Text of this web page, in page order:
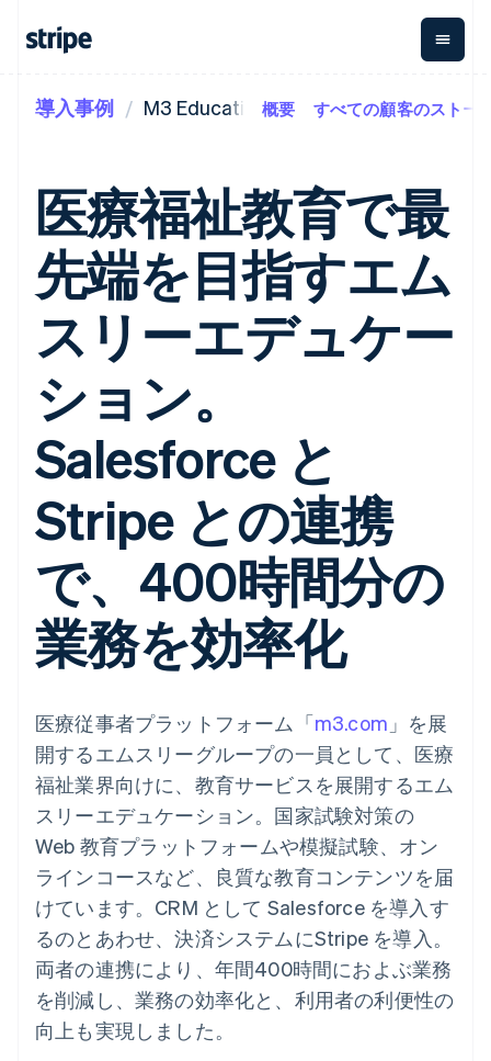
支払い
オンライン決
済
Managed
Payments
マーチャント
オブレコード
ソリューショ
ン
Payment links
コーディング
ージ
Checkout
構築済み決済
Elements
柔軟な UI コン
決済手段
125 以上の決
可能
Terminal
対面支払い
Authorization
Boost
決済成功率の
スピーディー
な決済
収益
経常収益
Metronome
従量課金
サブスクリ
プション
プションの
管理
Invoicing
Tax
VAT の自動
計算
Revenue
会計管理の
自動化
Stripe
Sigma
カスタムレ
ポート
Data
Pipeline
期
資金管
Global
Payouts
への入
プラッ
ットプ
イス
プラッ
決済の
その他
Product roadmap
今後の予定を確認
Radar
不正防止
Atlas
スタートアップの企業設立
Climate
カーボンリムーバル
企業規模別
ユースケース別
エージェンティックコマ
ース
E コマース / ECサイト
請求・財務関連
グローバルビジネス
アプリ内決済
マーケットプレイス
資金管理
SaaS
業種別
AI 企業
クリエイターエコノミ―
レジャー
メディアおよびエンター
テインメント
非営利団体
プロフェッショナルサー
ビス
パブリックセクター
小売業
エコシステム
パートナー
Stripe App Marketplace
ドキュメント
ライブラリと SDK
Stripe Apps
ガイド
オンライン決済を受け付
構築済みの決済を実装
プラットフォームまたは
マーケットプレイスを構
築する
サブスクリプションを管
従量課金請求を提供
ステーブルコイン担保型
のカードを発行
エージェントによるサー
ビスのプロビジョニング
と管理
アプリへの導入
コードサンプル
開発者のブログ
API ステータス
学ぶ
ガイド
サポート
サポートに問い合わせる
管理サポートプラン
プロフェッショナルサー
ビス
会社
製品ロードマップ
Sessions 年次カンファ
レンス
採用情報
ニュースルーム
Stripe Press
営業にお問い合わせ
パートナーになる
導入事例 M3 Education概要 すべての顧客のストー
医療福祉教育で最
先端を目指すエム
スリーエデュケー
ション。
Salesforce と
Stripe との連携
で、400時間分の
業務を効率化
医療従事者プラットフォーム「m3.com 」を展
開するエムスリーグループの一員として、医療
福祉業界向けに、教育サービスを展開するエム
スリーエデュケーション。国家試験対策の
Web 教育プラットフォームや模擬試験、オン
ラインコースなど、良質な教育コンテンツを届
けています。CRM として Salesforce を導入す
るのとあわせ、決済システムにStripe を導入。
両者の連携により、年間400時間におよぶ業務
を削減し、業務の効率化と、利用者の利便性の
向上も実現しました。